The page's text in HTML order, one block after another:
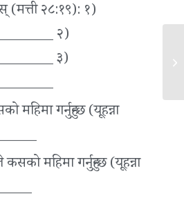
२८:१९): १)
२)
३)
महिमा गर्नुहुन्छ (यूहन्ना
महिमा गर्नुहुन्छ (यूहन्ना